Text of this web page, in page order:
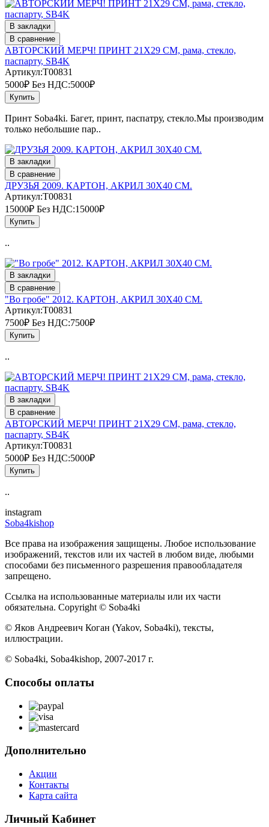
В закладки
В сравнение
АВТОРСКИЙ МЕРЧ! ПРИНТ 21Х29 СМ, рама, стекло,
паспарту, SB4K
Артикул:T00831
5000₽ Без НДС:5000₽
Купить
Принт Soba4ki. Багет, принт, паспатру, стекло.Мы производим
только небольшие пар..
В закладки
В сравнение
ДРУЗЬЯ 2009. КАРТОН, АКРИЛ 30Х40 СМ.
Артикул:T00831
15000₽ Без НДС:15000₽
Купить
..
В закладки
В сравнение
"Во гробе" 2012. КАРТОН, АКРИЛ 30Х40 СМ.
Артикул:T00831
7500₽ Без НДС:7500₽
Купить
..
В закладки
В сравнение
АВТОРСКИЙ МЕРЧ! ПРИНТ 21Х29 СМ, рама, стекло,
паспарту, SB4K
Артикул:T00831
5000₽ Без НДС:5000₽
Купить
..
instagram
Soba4kishop
Все права на изображения защищены. Любое использование
изображений, текстов или их частей в любом виде, любыми
способами без письменного разрешения правообладателя
запрещено.
Ссылка на использованные материалы или их части
обязательна. Copyright © Soba4ki
© Яков Андреевич Коган (Yakov, Soba4ki), тексты,
иллюстрации.
© Soba4ki, Soba4kishop, 2007-2017 г.
Способы оплаты
Дополнительно
Акции
Контакты
Карта сайта
Личный Кабинет